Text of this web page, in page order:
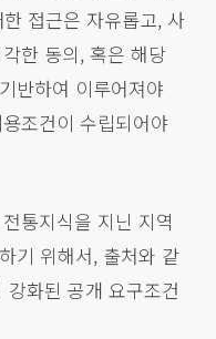
접근은 자유롭고, 사
한 동의, 혹은 해당
반하여 이루어져야
조건이 수립되어야
통지식을 지닌 지역
기 위해서, 출처와 같
화된 공개 요구조건